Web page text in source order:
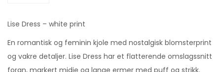
Lise Dress – white print
En romantisk og feminin kjole med nostalgisk blomsterprint
og vakre detaljer. Lise Dress har et flatterende omslagssnitt
foran, markert midje og lange ermer med puff og strikk.